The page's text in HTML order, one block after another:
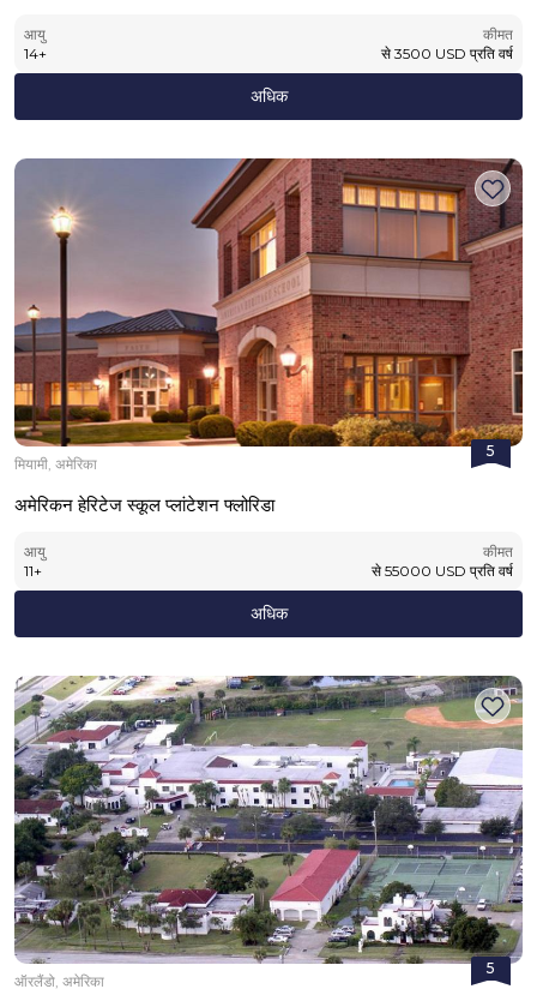
आयु
14+
कीमत
से 3500 USD प्रति वर्ष
अधिक
5
मियामी, अमेरिका
अमेरिकन हेरिटेज स्कूल प्लांटेशन फ्लोरिडा
आयु
11+
कीमत
से 55000 USD प्रति वर्ष
अधिक
5
ऑरलैंडो, अमेरिका